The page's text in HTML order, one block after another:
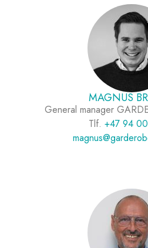
MAGNUS
General manager
Tlf. +47 94